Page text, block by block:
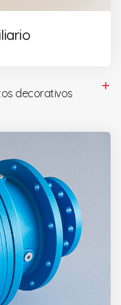
decorativos